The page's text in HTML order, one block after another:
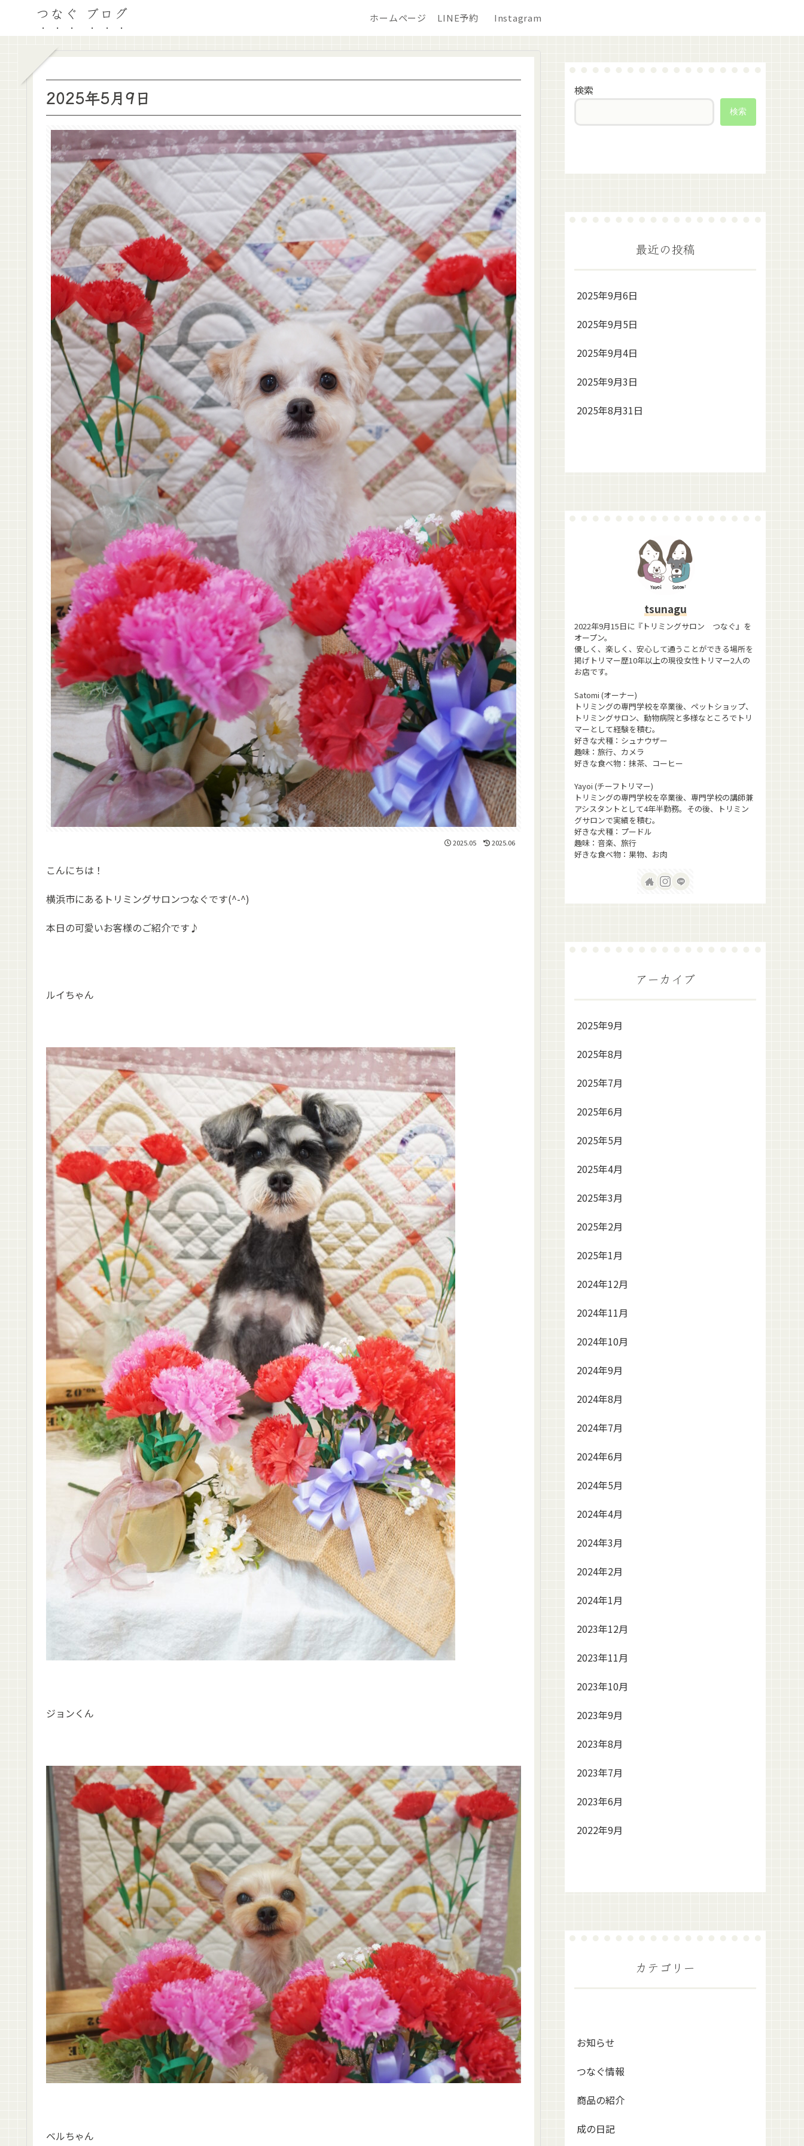
つなぐ ブログ ホームページ LINE予約 Instagram
2025年5月9日
2025.05 2025.06
こんにちは！
横浜市にあるトリミングサロンつなぐです(^-^)
本日の可愛いお客様のご紹介です♪
ルイちゃん
ジョンくん
ベルちゃん
検索
検索
最近の投稿
2025年9月6日
2025年9月5日
2025年9月4日
2025年9月3日
2025年8月31日
tsunagu
2022年9月15日に『トリミングサロン つなぐ』を
オープン。
優しく、楽しく、安心して通うことができる場所を
掲げトリマー歴10年以上の現役女性トリマー2人の
お店です。
Satomi (オーナー)
トリミングの専門学校を卒業後、ペットショップ、
トリミングサロン、動物病院と多様なところでトリ
マーとして経験を積む。
好きな犬種：シュナウザー
趣味：旅行、カメラ
好きな食べ物：抹茶、コーヒー
Yayoi (チーフトリマー)
トリミングの専門学校を卒業後、専門学校の講師兼
アシスタントとして4年半勤務。その後、トリミン
グサロンで実績を積む。
好きな犬種：プードル
趣味：音楽、旅行
好きな食べ物：果物、お肉
アーカイブ
2025年9月
2025年8月
2025年7月
2025年6月
2025年5月
2025年4月
2025年3月
2025年2月
2025年1月
2024年12月
2024年11月
2024年10月
2024年9月
2024年8月
2024年7月
2024年6月
2024年5月
2024年4月
2024年3月
2024年2月
2024年1月
2023年12月
2023年11月
2023年10月
2023年9月
2023年8月
2023年7月
2023年6月
2022年9月
カテゴリー
お知らせ
つなぐ情報
商品の紹介
成の日記